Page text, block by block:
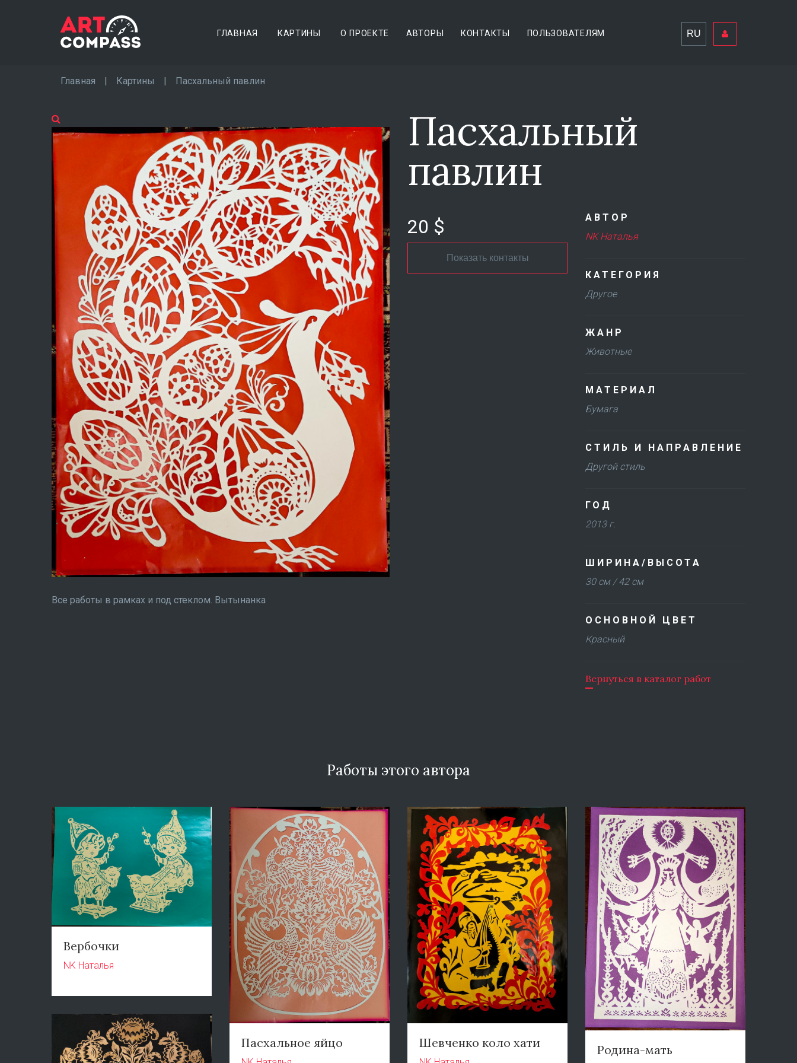
ГЛАВНАЯ КАРТИНЫ О ПРОЕКТЕ АВТОРЫ КОНТАКТЫ ПОЛЬЗОВАТЕЛЯМ RU
Главная Картины Пасхальный павлин
Все работы в рамках и под стеклом. Вытынанка
Пасхальный
павлин
20 $
Показать контакты
АВТОР
NK Наталья
КАТЕГОРИЯ
Другое
ЖАНР
Животные
МАТЕРИАЛ
Бумага
СТИЛЬ И НАПРАВЛЕНИЕ
Другой стиль
ГОД
2013 г.
ШИРИНА/ВЫСОТА
30 см / 42 см
ОСНОВНОЙ ЦВЕТ
Красный
Вернуться в каталог работ
Работы этого автора
Вербочки
NK Наталья
Пасхальное яйцо Шевченко коло хати Родина-мать